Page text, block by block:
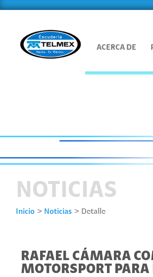
ACERCA DE
NOTICIAS
Inicio Noticias Detalle
RAFAEL CÁMARA
MOTORSPORT